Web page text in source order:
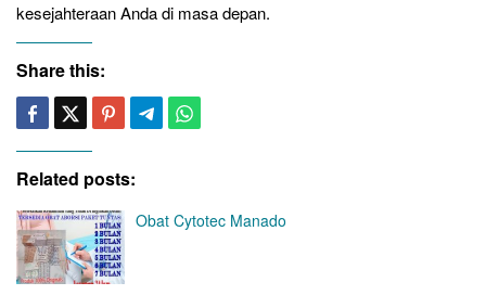
kesejahteraan Anda di masa depan.
Share this:
Related posts:
Obat Cytotec Manado